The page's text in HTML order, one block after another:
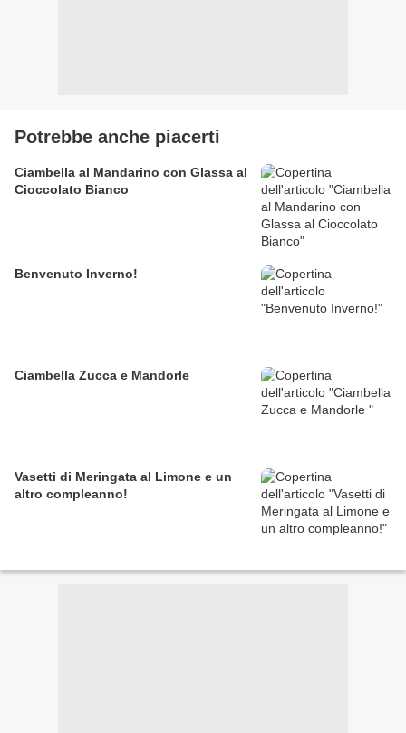
Potrebbe anche piacerti
Ciambella al Mandarino con Glassa al
Cioccolato Bianco
Benvenuto Inverno!
Ciambella Zucca e Mandorle
Vasetti di Meringata al Limone e un
altro compleanno!